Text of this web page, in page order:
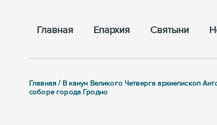
Главная Епархия Cвятыни
Главная / В канун Великого Четверга архиепископ
соборе города Гродно